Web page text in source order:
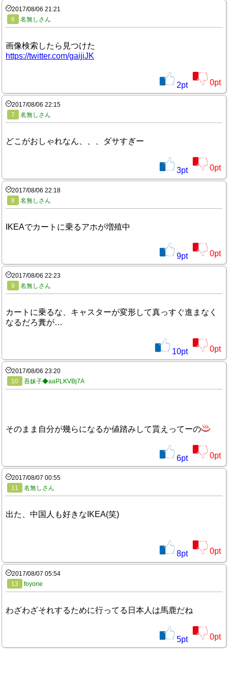
2017/08/06 21:21
6
名無しさん
画像検索したら見つけた
https://twitter.com/gaijiJK
2pt 0pt
2017/08/06 22:15
7
名無しさん
どこがおしゃれなん、、、ダサすぎー
3pt 0pt
2017/08/06 22:18
8
名無しさん
IKEAでカートに乗るアホが増殖中
9pt 0pt
2017/08/06 22:23
9
名無しさん
カートに乗るな、キャスターが変形して真っすぐ進まなく
なるだろ糞が…
10pt 0pt
2017/08/06 23:20
10
吾妹子◆aaPLKVBj7A
そのまま自分が幾らになるか値踏みして貰えってーの
6pt 0pt
2017/08/07 00:55
11
名無しさん
出た、中国人も好きなIKEA(笑)
8pt 0pt
2017/08/07 05:54
13
foyone
わざわざそれするために行ってる日本人は馬鹿だね
5pt 0pt